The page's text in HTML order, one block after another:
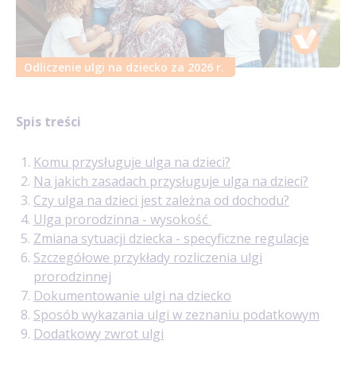
Odliczenie ulgi na dziecko za 2026 r.
Spis treści
Komu przysługuje ulga na dzieci?
Na jakich zasadach przysługuje ulga na dzieci?
Czy ulga na dzieci jest zależna od dochodu?
Ulga prorodzinna - wysokość
Zmiana sytuacji dziecka - specyficzne regulacje
Szczegółowe przykłady rozliczenia ulgi
prorodzinnej
Dokumentowanie ulgi na dziecko
Sposób wykazania ulgi w zeznaniu podatkowym
Dodatkowy zwrot ulgi